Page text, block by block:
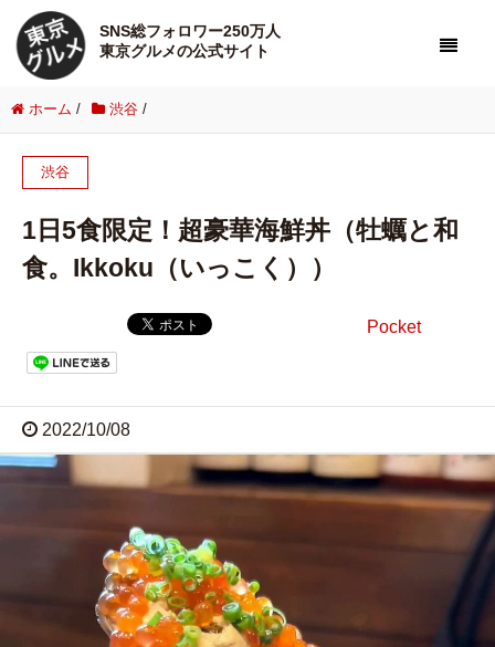
SNS総フォロワー250万人
東京グルメの公式サイト
ホーム / 渋谷 /
渋谷
1日5食限定！超豪華海鮮丼（牡蠣と和
食。Ikkoku（いっこく））
Pocket
2022/10/08